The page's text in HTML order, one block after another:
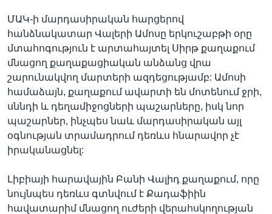
ՄԱԿ-ի մարդասիրական հարցերով
հանձնակատար Վալերի Ամոսը երկուշաբթի օրը
մտահոգություն է արտահայտել Սիրթ քաղաքում
մնացող քաղաքացիական անձանց վրա
շարունակվող մարտերի ազդեցությամբ: Ամոսի
համաձայն, քաղաքում ավարտի են մոտենում ջրի,
սննդի և դեղամիջոցների պաշարները, իսկ նոր
պաշարներ, ինչպես նաև մարդասիրական այլ
օգնության տրամադրում դեռևս հնարավոր չէ
իրականացնել:
Լիբիայի հարավային Բանի Վալիդ քաղաքում, որը
նույնպես դեռևս գտնվում է Քադաֆիին
հավատարիմ մնացող ուժերի վերահսկողության